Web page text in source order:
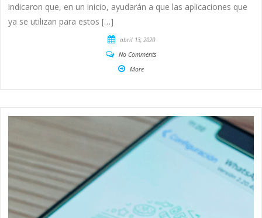
indicaron que, en un inicio, ayudarán a que las aplicaciones que
ya se utilizan para estos […]
abril 13, 2020
No Comments
More